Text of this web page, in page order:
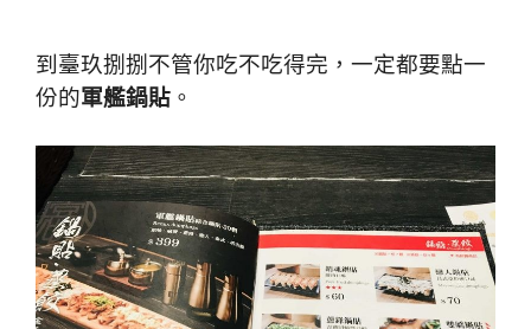
到臺玖捌捌不管你吃不吃得完，一定都要點一
份的軍艦鍋貼 。